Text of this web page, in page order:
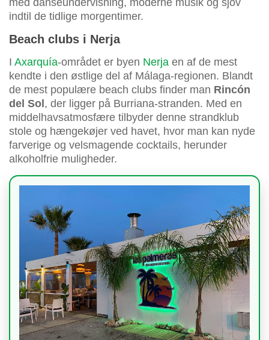
med danseundervisning, moderne musik og sjov
indtil de tidlige morgentimer.
Beach clubs i Nerja
I Axarquía-området er byen Nerja en af de mest
kendte i den østlige del af Málaga-regionen. Blandt
de mest populære beach clubs finder man Rincón
del Sol , der ligger på Burriana-stranden. Med en
middelhavsatmosfære tilbyder denne strandklub
stole og hængekøjer ved havet, hvor man kan nyde
farverige og velsmagende cocktails, herunder
alkoholfrie muligheder.